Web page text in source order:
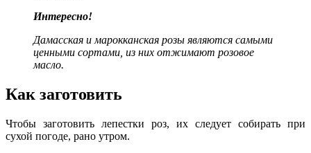
Интересно!
Дамасская и марокканская розы являются самыми
ценными сортами, из них отжимают розовое
масло.
Как заготовить
Чтобы заготовить лепестки роз, их следует собирать при
сухой погоде, рано утром.